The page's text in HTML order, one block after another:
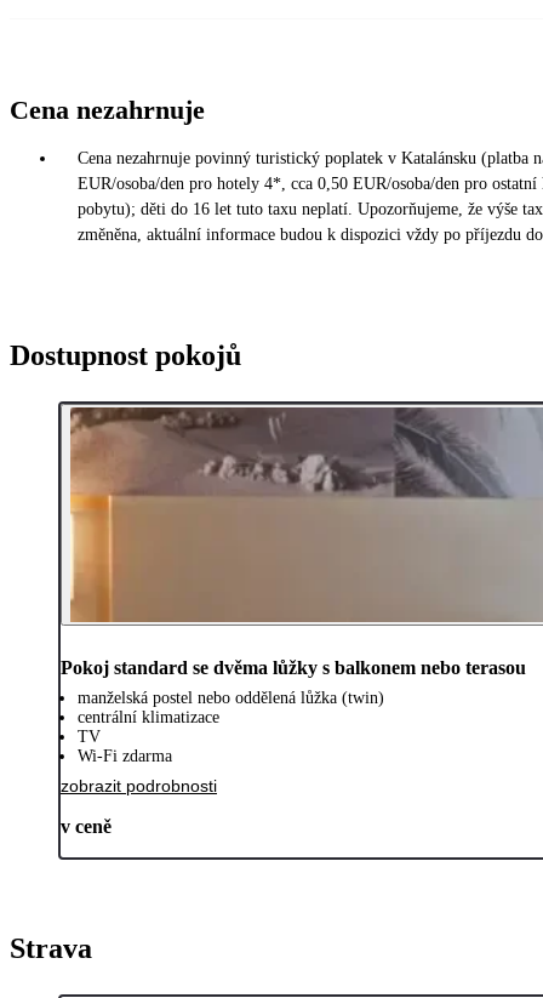
Cena nezahrnuje
Cena nezahrnuje povinný turistický poplatek v Katalánsku (platba
EUR/osoba/den pro hotely 4*, cca 0,50 EUR/osoba/den pro
pobytu); děti do 16 let tuto taxu neplatí. Upozorňujeme, že výše
změněna, aktuální informace budou k dispozici vždy po příjezdu
Dostupnost pokojů
Pokoj standard se dvěma lůžky s balkonem nebo terasou
manželská postel nebo oddělená lůžka (twin)
centrální klimatizace
TV
Wi-Fi zdarma
zobrazit podrobnosti
v ceně
Strava